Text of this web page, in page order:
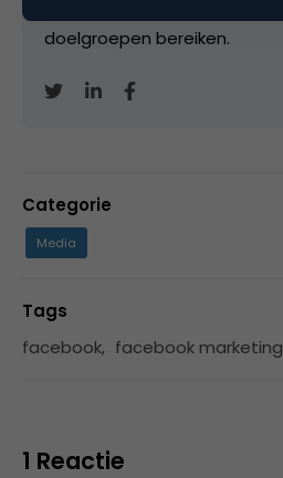
doelgroepen bereiken.
Categorie
Media
Tags
facebook, facebook marketing
1 Reactie